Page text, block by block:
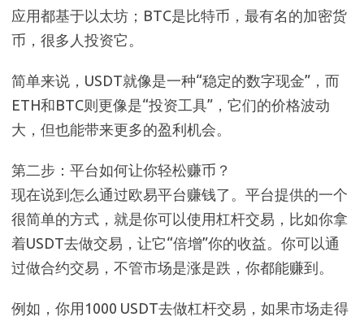
应用都基于以太坊；BTC是比特币，最有名的加密货
币，很多人投资它。
简单来说，USDT就像是一种“稳定的数字现金”，而
ETH和BTC则更像是“投资工具”，它们的价格波动
大，但也能带来更多的盈利机会。
第二步：平台如何让你轻松赚币？
现在说到怎么通过欧易平台赚钱了。平台提供的一个
很简单的方式，就是你可以使用杠杆交易，比如你拿
着USDT去做交易，让它“倍增”你的收益。你可以通
过做合约交易，不管市场是涨是跌，你都能赚到。
例如，你用1000 USDT去做杠杆交易，如果市场走得